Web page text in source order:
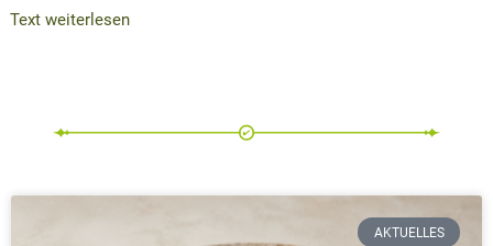
Text weiterlesen
AKTUELLES